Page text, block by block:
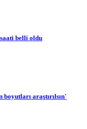
belli oldu
boyutları araştırılsın'